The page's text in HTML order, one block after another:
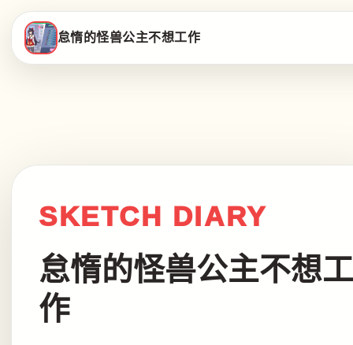
怠惰的怪兽公主不想工作
SKETCH DIARY
怠惰的怪兽公主不想工
作